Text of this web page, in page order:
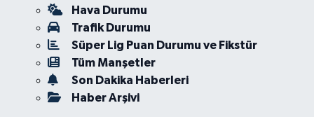
Hava Durumu
Trafik Durumu
Süper Lig Puan Durumu ve Fikstür
Tüm Manşetler
Son Dakika Haberleri
Haber Arşivi